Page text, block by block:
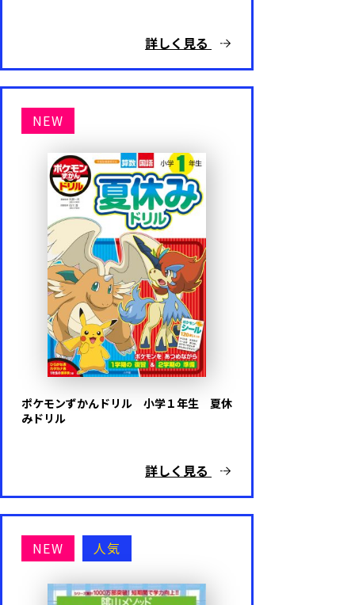
詳しく見る
NEW
ポケモンずかんドリル 小学１年生 夏休
みドリル
詳しく見る
NEW 人気